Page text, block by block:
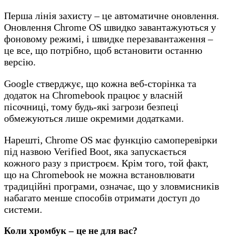
Перша лінія захисту – це автоматичне оновлення.
Оновлення Chrome OS швидко завантажуються у
фоновому режимі, і швидке перезавантаження –
це все, що потрібно, щоб встановити останню
версію.
Google стверджує, що кожна веб-сторінка та
додаток на Chromebook працює у власній
пісочниці, тому будь-які загрози безпеці
обмежуються лише окремими додатками.
Нарешті, Chrome OS має функцію самоперевірки
під назвою Verified Boot, яка запускається
кожного разу з пристроєм. Крім того, той факт,
що на Chromebook не можна встановлювати
традиційні програми, означає, що у зловмисників
набагато менше способів отримати доступ до
системи.
Коли хромбук – це не для вас?